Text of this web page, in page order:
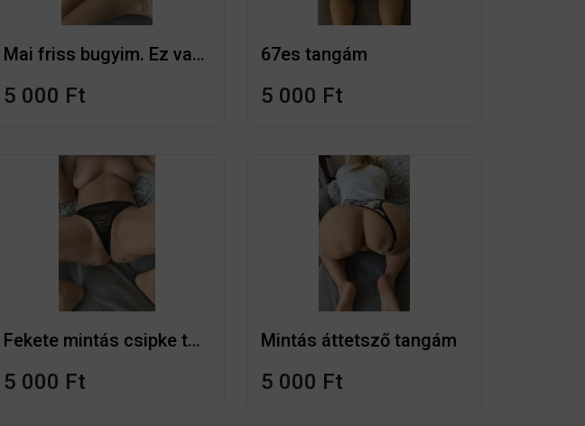
Mai friss bugyim. Ez van rajtam
5 000 Ft
67es tangám
5 000 Ft
Fekete mintás csipke tangám
5 000 Ft
Mintás áttetsző tangám
5 000 Ft